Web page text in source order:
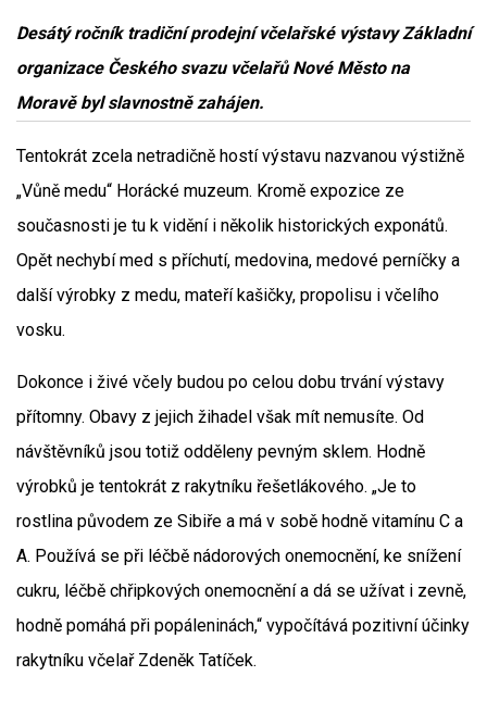
Desátý ročník tradiční prodejní včelařské výstavy Základní
organizace Českého svazu včelařů Nové Město na
Moravě byl slavnostně zahájen.
Tentokrát zcela netradičně hostí výstavu nazvanou výstižně
„Vůně medu“ Horácké muzeum. Kromě expozice ze
současnosti je tu k vidění i několik historických exponátů.
Opět nechybí med s příchutí, medovina, medové perníčky a
další výrobky z medu, mateří kašičky, propolisu i včelího
vosku.
Dokonce i živé včely budou po celou dobu trvání výstavy
přítomny. Obavy z jejich žihadel však mít nemusíte. Od
návštěvníků jsou totiž odděleny pevným sklem. Hodně
výrobků je tentokrát z rakytníku řešetlákového. „Je to
rostlina původem ze Sibiře a má v sobě hodně vitamínu C a
A. Používá se při léčbě nádorových onemocnění, ke snížení
cukru, léčbě chřipkových onemocnění a dá se užívat i zevně,
hodně pomáhá při popáleninách,“ vypočítává pozitivní účinky
rakytníku včelař Zdeněk Tatíček.